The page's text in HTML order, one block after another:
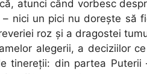
atunci când vorbesc
– nici un pici nu doreşte să
roz şi a dragostei
alegerii, a deciziilor
tinereţii: din partea